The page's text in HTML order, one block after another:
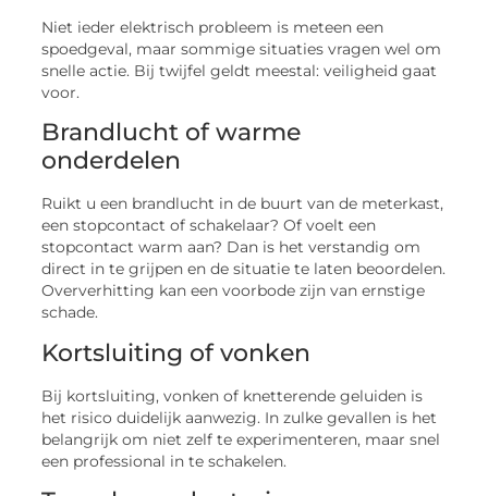
Niet ieder elektrisch probleem is meteen een
spoedgeval, maar sommige situaties vragen wel om
snelle actie. Bij twijfel geldt meestal: veiligheid gaat
voor.
Brandlucht of warme
onderdelen
Ruikt u een brandlucht in de buurt van de meterkast,
een stopcontact of schakelaar? Of voelt een
stopcontact warm aan? Dan is het verstandig om
direct in te grijpen en de situatie te laten beoordelen.
Oververhitting kan een voorbode zijn van ernstige
schade.
Kortsluiting of vonken
Bij kortsluiting, vonken of knetterende geluiden is
het risico duidelijk aanwezig. In zulke gevallen is het
belangrijk om niet zelf te experimenteren, maar snel
een professional in te schakelen.